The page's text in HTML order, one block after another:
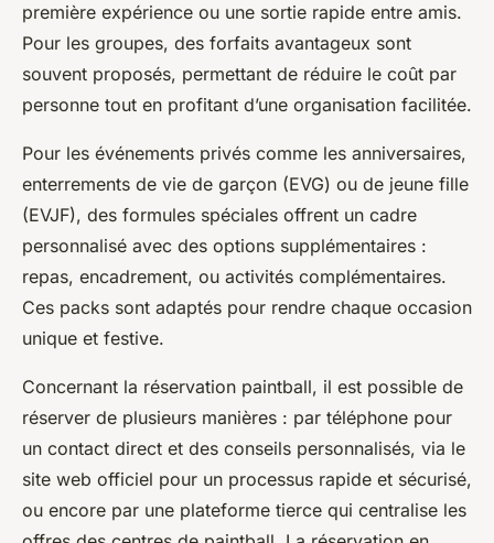
première expérience ou une sortie rapide entre amis.
Pour les groupes, des forfaits avantageux sont
souvent proposés, permettant de réduire le coût par
personne tout en profitant d’une organisation facilitée.
Pour les événements privés comme les anniversaires,
enterrements de vie de garçon (EVG) ou de jeune fille
(EVJF), des formules spéciales offrent un cadre
personnalisé avec des options supplémentaires :
repas, encadrement, ou activités complémentaires.
Ces packs sont adaptés pour rendre chaque occasion
unique et festive.
Concernant la réservation paintball, il est possible de
réserver de plusieurs manières : par téléphone pour
un contact direct et des conseils personnalisés, via le
site web officiel pour un processus rapide et sécurisé,
ou encore par une plateforme tierce qui centralise les